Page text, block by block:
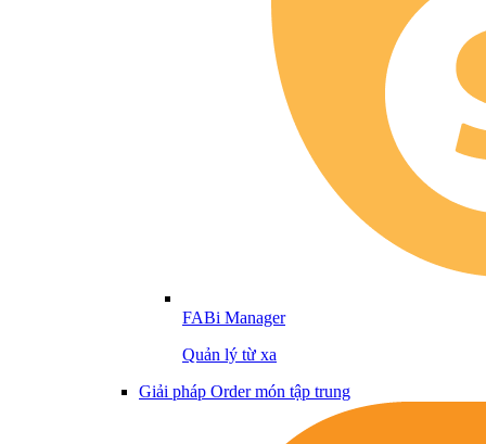
FABi Manager
Quản lý từ xa
Giải pháp Order món tập trung